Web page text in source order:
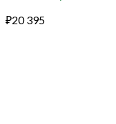
₽20 395